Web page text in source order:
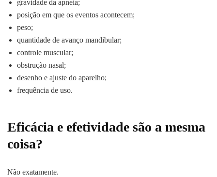
gravidade da apneia;
posição em que os eventos acontecem;
peso;
quantidade de avanço mandibular;
controle muscular;
obstrução nasal;
desenho e ajuste do aparelho;
frequência de uso.
Eficácia e efetividade são a mesma
coisa?
Não exatamente.